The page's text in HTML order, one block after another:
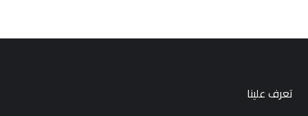
تعرف علينا